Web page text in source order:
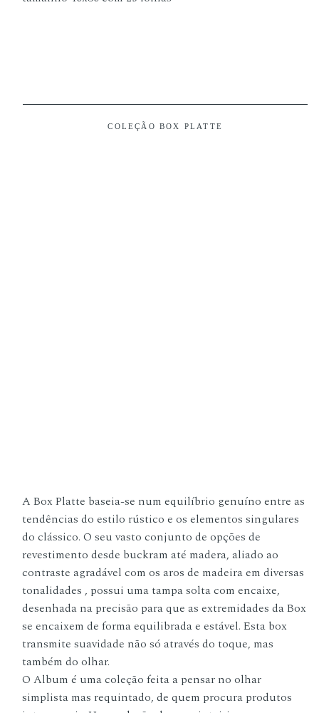
COLEÇÃO BOX PLATTE
A Box Platte baseia-se num equilíbrio genuíno entre as
tendências do estilo rústico e os elementos singulares
do clássico. O seu vasto conjunto de opções de
revestimento desde buckram até madera, aliado ao
contraste agradável com os aros de madeira em diversas
tonalidades , possui uma tampa solta com encaixe,
desenhada na precisão para que as extremidades da Box
se encaixem de forma equilibrada e estável. Esta box
transmite suavidade não só através do toque, mas
também do olhar.
O Album é uma coleção feita a pensar no olhar
simplista mas requintado, de quem procura produtos